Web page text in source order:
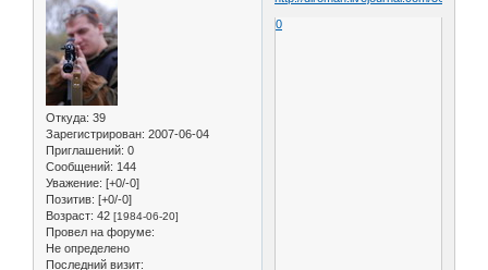
Откуда: 39
Зарегистрирован: 2007-06-04
Приглашений: 0
Сообщений: 144
Уважение: [+0/-0]
Позитив: [+0/-0]
Возраст: 42 [1984-06-20]
Провел на форуме:
Не определено
Последний визит:
0